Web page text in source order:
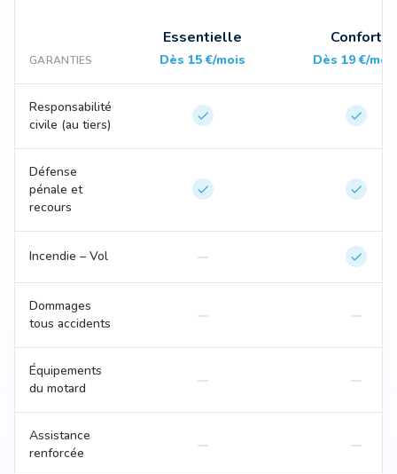
GARANTIES
Essentielle
Dès 15 €/mois
Confort
Dès 19 €/
Responsabilité
civile (au tiers)
Défense
pénale et
recours
Incendie – Vol
Dommages
tous accidents
Équipements
du motard
Assistance
renforcée